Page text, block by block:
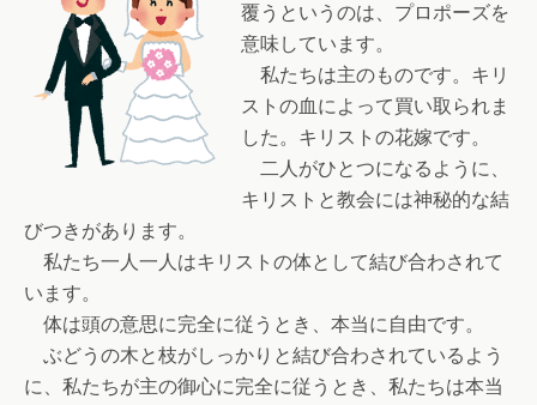
覆うというのは、プロポーズを
意味しています。
私たちは主のものです。キリ
ストの血によって買い取られま
した。キリストの花嫁です。
二人がひとつになるように、
キリストと教会には神秘的な結
びつきがあります。
私たち一人一人はキリストの体として結び合わされて
います。
体は頭の意思に完全に従うとき、本当に自由です。
ぶどうの木と枝がしっかりと結び合わされているよう
に、私たちが主の御心に完全に従うとき、私たちは本当